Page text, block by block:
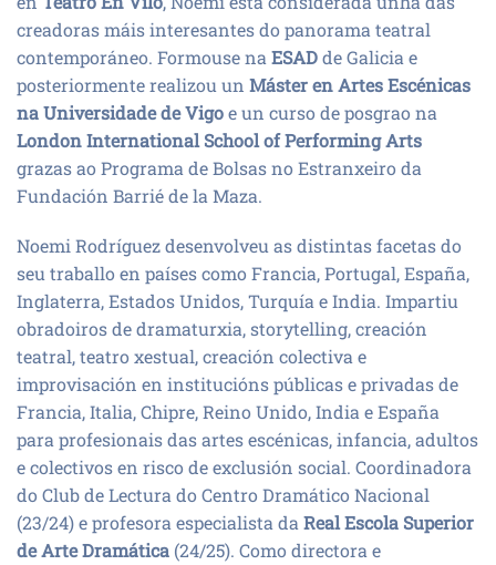
creadoras máis interesantes do panorama teatral
contemporáneo. Formouse na ESADde Galicia e
posteriormente realizou un Máster en Artes Escénicas
na Universidade de Vigoe un curso de posgrao na
London International School of Performing Arts
grazas ao Programa de Bolsas no Estranxeiro da
Fundación Barrié de la Maza.
Noemi Rodríguez desenvolveu as distintas facetas do
seu traballo en países como Francia, Portugal, España,
Inglaterra, Estados Unidos, Turquía e India. Impartiu
obradoiros de dramaturxia, storytelling, creación
teatral, teatro xestual, creación colectiva e
improvisación en institucións públicas e privadas de
Francia, Italia, Chipre, Reino Unido, India e España
para profesionais das artes escénicas, infancia, adultos
e colectivos en risco de exclusión social. Coordinadora
do Club de Lectura do Centro Dramático Nacional
(23/24) e profesora especialista da Real Escola Superior
de Arte Dramática (24/25). Como directora e